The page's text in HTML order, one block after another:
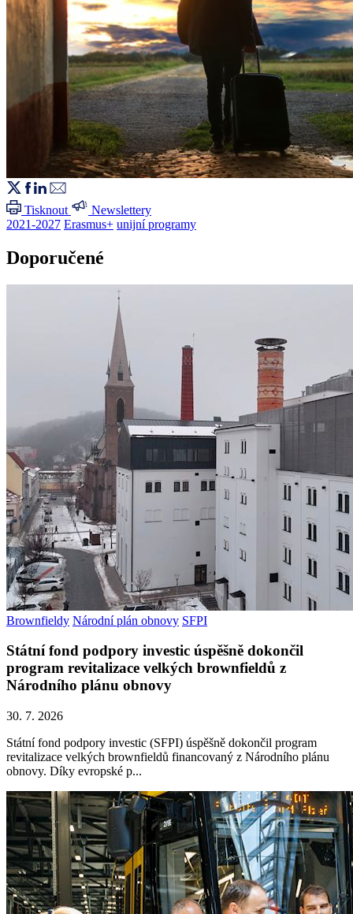
Tisknout
Newslettery
2021-2027 Erasmus+ unijní programy
Doporučené
Brownfieldy Národní plán obnovy SFPI
Státní fond podpory investic úspěšně dokončil
program revitalizace velkých brownfieldů z
Národního plánu obnovy
30. 7. 2026
Státní fond podpory investic (SFPI) úspěšně dokončil program
revitalizace velkých brownfieldů financovaný z Národního plánu
obnovy. Díky evropské p...